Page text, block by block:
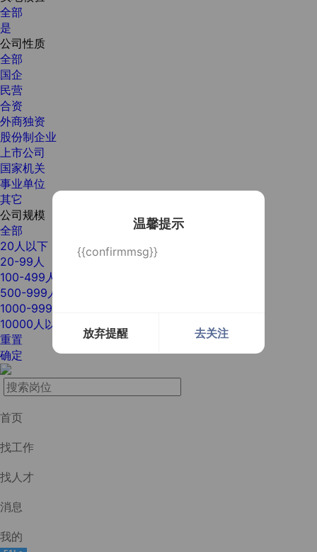
温馨提示
{{confirmmsg}}
放弃提醒 去关注
全部
是
公司性质
全部
国企
民营
合资
外商独资
股份制企业
上市公司
国家机关
事业单位
其它
公司规模
全部
20人以下
20-99人
100-499人
500-999人
1000-9999人
10000人以上
重置
确定
首页
找工作
找人才
消息
我的